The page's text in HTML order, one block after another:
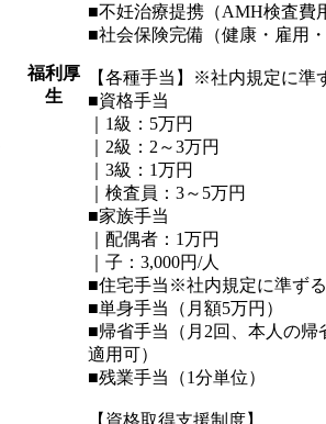
福利厚
生
■不妊治療提携（AMH検査費
■社会保険完備（健康・雇用
【各種手当】※社内規定に準
■資格手当
｜1級：5万円
｜2級：2～3万円
｜3級：1万円
｜検査員：3～5万円
■家族手当
｜配偶者：1万円
｜子：3,000円/人
■住宅手当※社内規定に準ずる
■単身手当（月額5万円）
■帰省手当（月2回、本人の帰
適用可）
■残業手当（1分単位）